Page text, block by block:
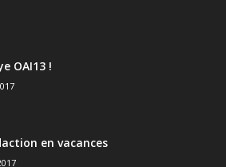
OAI13 !
en vacances